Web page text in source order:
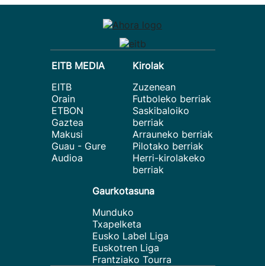
EITB MEDIA
EITB
Orain
ETBON
Gaztea
Makusi
Guau - Gure
Audioa
Kirolak
Zuzenean
Futboleko berriak
Saskibaloiko
berriak
Arrauneko berriak
Pilotako berriak
Herri-kirolakeko
berriak
Gaurkotasuna
Munduko
Txapelketa
Eusko Label Liga
Euskotren Liga
Frantziako Tourra